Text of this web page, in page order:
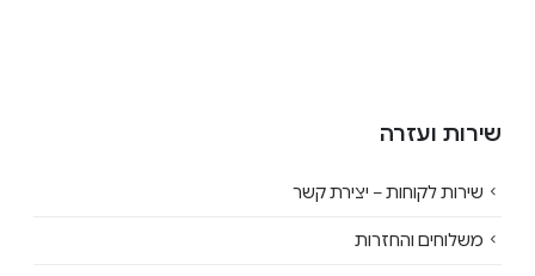
שירות ועזרה
שירות לקוחות – יצירת קשר
משלוחים והחזרות